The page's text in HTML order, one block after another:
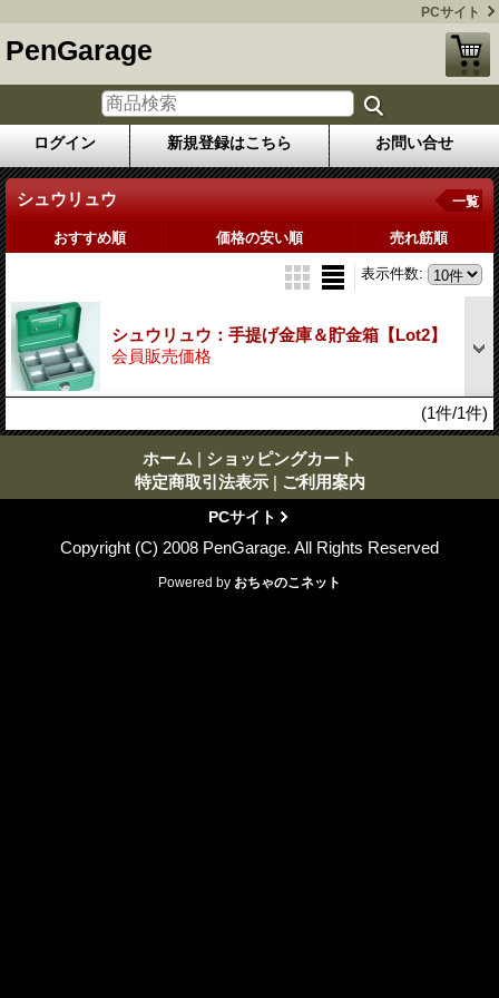
PCサイト
PenGarage
ログイン 新規登録はこちら お問い合せ
シュウリュウ 一覧
おすすめ順 価格の安い順 売れ筋順
表示件数:
シュウリュウ：手提げ金庫＆貯金箱【Lot2】
会員販売価格
(1件/1件)
ホーム | ショッピングカート
特定商取引法表示 | ご利用案内
PCサイト
Copyright (C) 2008 PenGarage. All Rights Reserved
Powered by おちゃのこネット